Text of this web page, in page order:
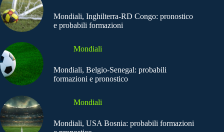
Mondiali, Inghilterra-RD Congo: pronostico
e probabili formazioni
Mondiali
Mondiali, Belgio-Senegal: probabili
formazioni e pronostico
Mondiali
Mondiali, USA Bosnia: probabili formazioni